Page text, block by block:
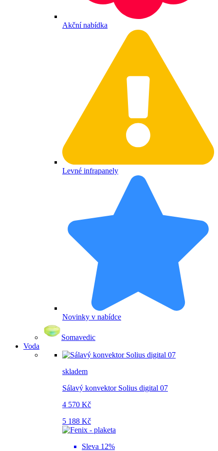
Akční nabídka
Levné infrapanely
Novinky v nabídce
Somavedic
Voda
skladem
Sálavý konvektor Solius digital 07
4 570 Kč
5 188 Kč
Sleva 12%